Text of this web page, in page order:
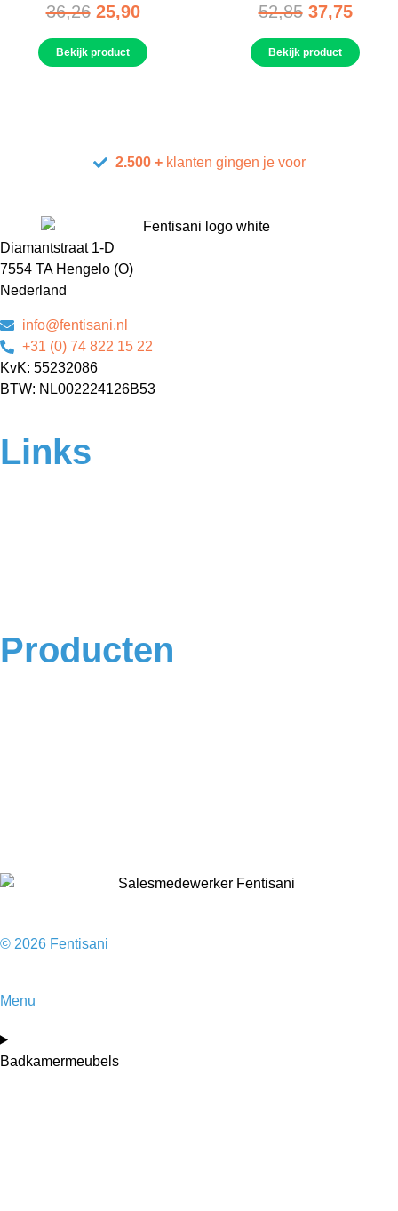
36,26 25,90
Bekijk product
52,85 37,75
Bekijk product
2.500 +klanten gingen je voor
Diamantstraat 1-D
7554 TA Hengelo (O)
Nederland
info@fentisani.nl
+31 (0) 74 822 15 22
KvK: 55232086
BTW: NL002224126B53
Links
Producten
© 2026 Fentisani
Menu
Badkamermeubels